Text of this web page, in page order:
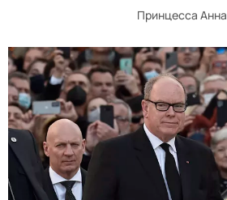
Принцесса Анна